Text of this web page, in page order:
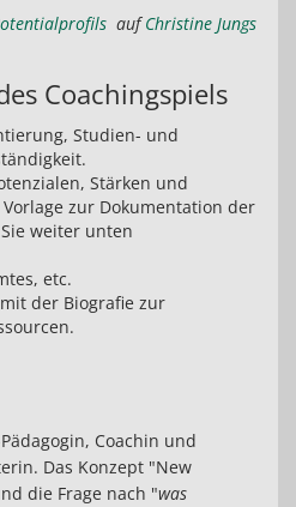
aufChristine Jungs
Coachingspiels
Studien- und
Stärken und
zur Dokumentation der
weiter unten
etc.
der Biografie zur
Coachin und
Das Konzept "New
die Frage nach "was